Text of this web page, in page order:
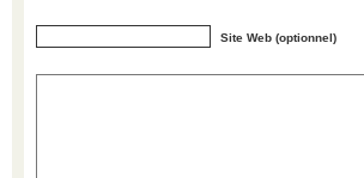
Site Web (optionnel)